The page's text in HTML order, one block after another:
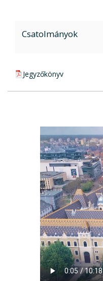
Csatolmányok
pdf csatolmány:
Jegyzőkönyv